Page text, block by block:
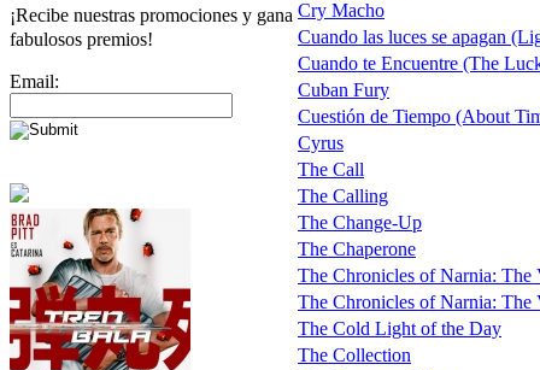
¡Recibe nuestras promociones y gana
fabulosos premios!
Email:
Cry Macho
Cuando las luces se apagan
Cuando te Encuentre (The
Cuban Fury
Cuestión de Tiempo (About
Cyrus
The Call
The Calling
The Change-Up
The Chaperone
The Chronicles of Narnia: The
The Chronicles of Narnia: The
The Cold Light of the Day
The Collection